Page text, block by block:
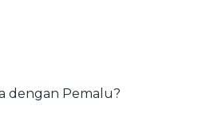
dengan Pemalu?